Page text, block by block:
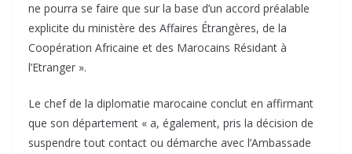
ne pourra se faire que sur la base d’un accord préalable
explicite du ministère des Affaires Étrangères, de la
Coopération Africaine et des Marocains Résidant à
l’Etranger ».
Le chef de la diplomatie marocaine conclut en affirmant
que son département « a, également, pris la décision de
suspendre tout contact ou démarche avec l’Ambassade